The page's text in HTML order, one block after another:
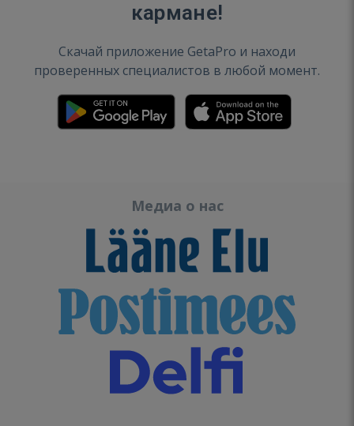
кармане!
Скачай приложение GetaPro и находи
проверенных специалистов в любой момент.
Медиа о нас